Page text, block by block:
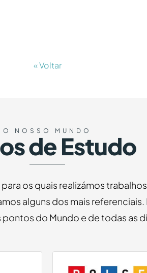
« Voltar
O NOSSO MUNDO
de Estudo
os quais realizámos
alguns dos mais referenciais.
do Mundo e de todas as